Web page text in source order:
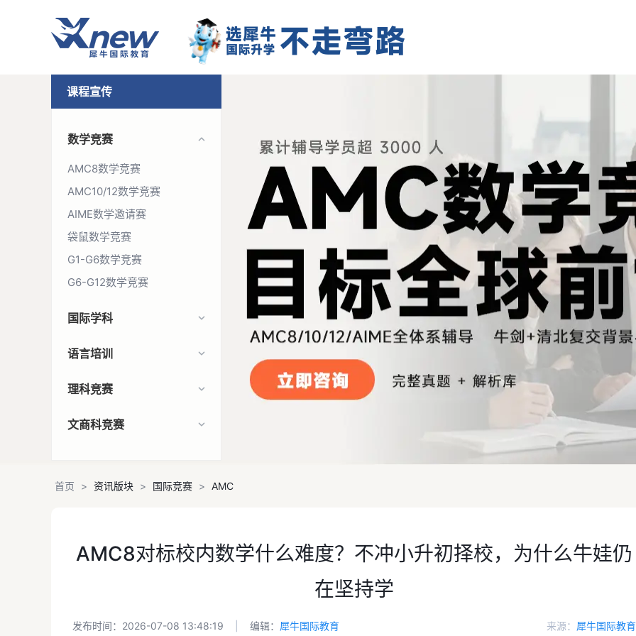
课程宣传
数学竞赛
AMC8数学竞赛
AMC10/12数学竞赛
AIME数学邀请赛
袋鼠数学竞赛
G1-G6数学竞赛
G6-G12数学竞赛
国际学科
语言培训
理科竞赛
文商科竞赛
首页 > 资讯版块 > 国际竞赛 > AMC
AMC8对标校内数学什么难度？不冲小升初择校，为什么牛娃仍
在坚持学
发布时间：2026-07-08 13:48:19 编辑： 犀牛国际教育 来源： 犀牛国际教育